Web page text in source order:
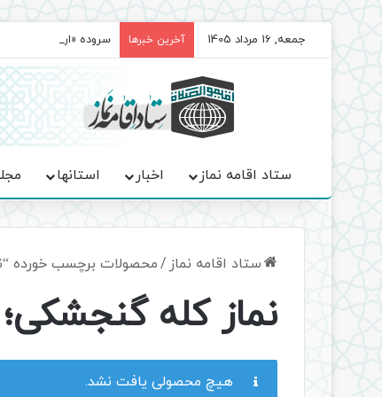
جمعه, 16 مرداد 1405 آخرین خبرها سروده‌ «اربعین»؛
ستاد اقامه نماز اخبار استانها
ستاد اقامه نماز /محصولات برچسب خورده
نماز کله گنجشکی؛
هیچ محصولی یافت نشد.